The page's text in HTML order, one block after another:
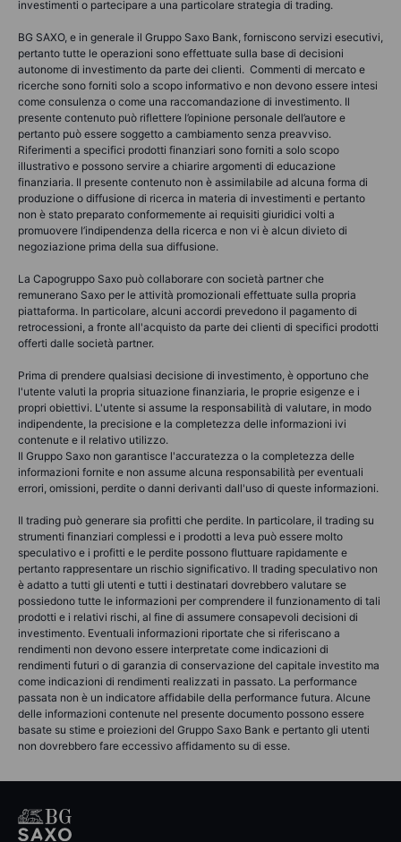
investimenti o partecipare a una particolare strategia di trading.
BG SAXO, e in generale il Gruppo Saxo Bank, forniscono servizi esecutivi,
pertanto tutte le operazioni sono effettuate sulla base di decisioni
autonome di investimento da parte dei clienti. Commenti di mercato e
ricerche sono forniti solo a scopo informativo e non devono essere intesi
come consulenza o come una raccomandazione di investimento. Il
presente contenuto può riflettere l’opinione personale dell’autore e
pertanto può essere soggetto a cambiamento senza preavviso.
Riferimenti a specifici prodotti finanziari sono forniti a solo scopo
illustrativo e possono servire a chiarire argomenti di educazione
finanziaria. Il presente contenuto non è assimilabile ad alcuna forma di
produzione o diffusione di ricerca in materia di investimenti e pertanto
non è stato preparato conformemente ai requisiti giuridici volti a
promuovere l’indipendenza della ricerca e non vi è alcun divieto di
negoziazione prima della sua diffusione.
La Capogruppo Saxo può collaborare con società partner che
remunerano Saxo per le attività promozionali effettuate sulla propria
piattaforma. In particolare, alcuni accordi prevedono il pagamento di
retrocessioni, a fronte all'acquisto da parte dei clienti di specifici prodotti
offerti dalle società partner.
Prima di prendere qualsiasi decisione di investimento, è opportuno che
l'utente valuti la propria situazione finanziaria, le proprie esigenze e i
propri obiettivi. L'utente si assume la responsabilità di valutare, in modo
indipendente, la precisione e la completezza delle informazioni ivi
contenute e il relativo utilizzo.
Il Gruppo Saxo non garantisce l'accuratezza o la completezza delle
informazioni fornite e non assume alcuna responsabilità per eventuali
errori, omissioni, perdite o danni derivanti dall'uso di queste informazioni.
Il trading può generare sia profitti che perdite. In particolare, il trading su
strumenti finanziari complessi e i prodotti a leva può essere molto
speculativo e i profitti e le perdite possono fluttuare rapidamente e
pertanto rappresentare un rischio significativo. Il trading speculativo non
è adatto a tutti gli utenti e tutti i destinatari dovrebbero valutare se
possiedono tutte le informazioni per comprendere il funzionamento di tali
prodotti e i relativi rischi, al fine di assumere consapevoli decisioni di
investimento. Eventuali informazioni riportate che si riferiscano a
rendimenti non devono essere interpretate come indicazioni di
rendimenti futuri o di garanzia di conservazione del capitale investito ma
come indicazioni di rendimenti realizzati in passato. La performance
passata non è un indicatore affidabile della performance futura. Alcune
delle informazioni contenute nel presente documento possono essere
basate su stime e proiezioni del Gruppo Saxo Bank e pertanto gli utenti
non dovrebbero fare eccessivo affidamento su di esse.